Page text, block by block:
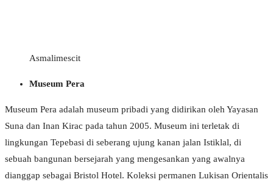
Asmalimescit
Museum Pera
Museum Pera adalah museum pribadi yang didirikan oleh Yayasan
Suna dan Inan Kirac pada tahun 2005. Museum ini terletak di
lingkungan Tepebasi di seberang ujung kanan jalan Istiklal, di
sebuah bangunan bersejarah yang mengesankan yang awalnya
dianggap sebagai Bristol Hotel. Koleksi permanen Lukisan Orientalis